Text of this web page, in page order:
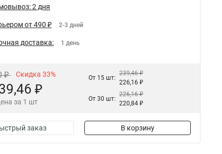
2 дня
от 490 ₽ 2-3 дней
доставка: 1 день
₽ Скидка 33%
₽
за 1 шт
От 15 шт:
239,46 ₽
226,16 ₽
От 30 шт:
226,16 ₽
220,84 ₽
заказ В корзину